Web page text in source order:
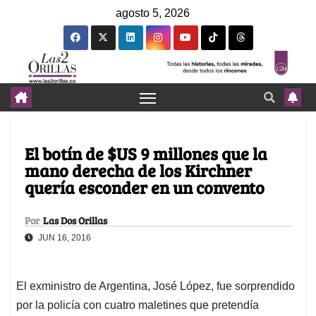
agosto 5, 2026
El botín de $US 9 millones que la
mano derecha de los Kirchner
quería esconder en un convento
Por Las Dos Orillas
JUN 16, 2016
El exministro de Argentina, José López, fue sorprendido
por la policía con cuatro maletines que pretendía